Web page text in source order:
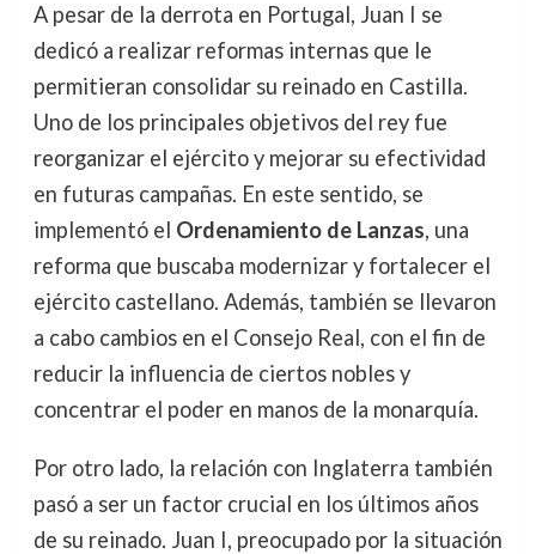
A pesar de la derrota en Portugal, Juan I se
dedicó a realizar reformas internas que le
permitieran consolidar su reinado en Castilla.
Uno de los principales objetivos del rey fue
reorganizar el ejército y mejorar su efectividad
en futuras campañas. En este sentido, se
implementó el Ordenamiento de Lanzas, una
reforma que buscaba modernizar y fortalecer el
ejército castellano. Además, también se llevaron
a cabo cambios en el Consejo Real, con el fin de
reducir la influencia de ciertos nobles y
concentrar el poder en manos de la monarquía.
Por otro lado, la relación con Inglaterra también
pasó a ser un factor crucial en los últimos años
de su reinado. Juan I, preocupado por la situación